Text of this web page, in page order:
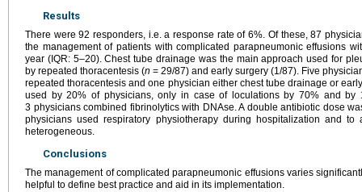
Results
There were 92 responders, i.e. a response rate of 6%. Of these, 87
the management of patients with complicated parapneumonic effusions
year (IQR: 5–20). Chest tube drainage was the main approach used for
by repeated thoracentesis (n = 29/87) and early surgery (1/87). Five
repeated thoracentesis and one physician either chest tube drainage or
used by 20% of physicians, only in case of loculations by 70% and by
3 physicians combined fibrinolytics with DNAse. A double antibiotic dose
physicians used respiratory physiotherapy during hospitalization and to
heterogeneous.
Conclusions
The management of complicated parapneumonic effusions varies
helpful to define best practice and aid in its implementation.